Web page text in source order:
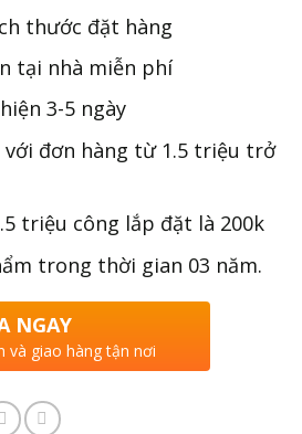
thước đặt hàng
tại nhà miễn phí
3-5 ngày
đơn hàng từ 1.5 triệu trở
triệu công lắp đặt là 200k
trong thời gian 03 năm.
NGAY
và giao hàng tận nơi